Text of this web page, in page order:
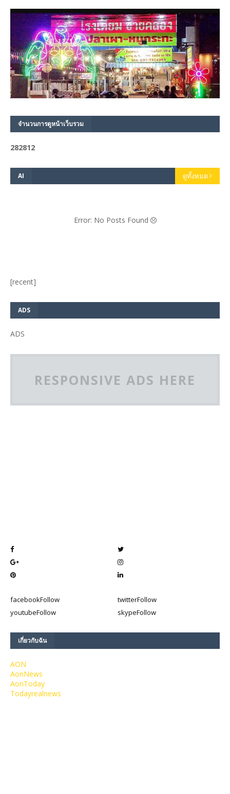
จำนวนการดูหน้าเว็บรวม
282812
AI ดูทั้งหมด
Error: No Posts Found
[recent]
ADS
ADS
RESPONSIVE ADS HERE
facebookFollow twitterFollow
youtubeFollow skypeFollow
เกี่ยวกับฉัน
AON
AonNews
AonToday
Todayrealnews